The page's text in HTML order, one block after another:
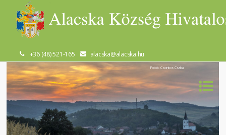
+36 (48) 521-165 alacska@alacska.hu
Fotók: Csontos Csaba